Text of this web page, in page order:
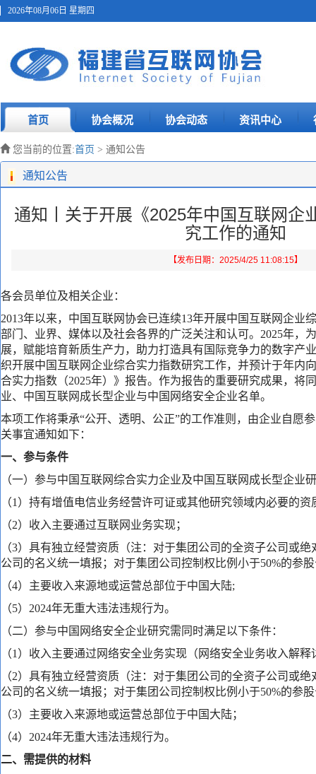
2026年08月06日 星期四
首页 协会概况 协会动态 资讯中心
您当前的位置:首页 > 通知公告
通知公告
通知丨关于开展《2025年中国互联网企
究工作的通知
【发布日期：2025/4/25 11:08:15】
各会员单位及相关企业：
2013年以来，中国互联网协会已连续13年开展中国互联网企业
部门、业界、媒体以及社会各界的广泛关注和认可。2025年，
展，赋能培育新质生产力，助力打造具有国际竞争力的数字产
织开展中国互联网企业综合实力指数研究工作，并预计于年内
合实力指数（2025年）》报告。作为报告的重要研究成果，将
业、中国互联网成长型企业与中国网络安全企业名单。
本项工作将秉承“公开、透明、公正”的工作准则，由企业自愿
关事宜通知如下：
一、参与条件
（一）参与中国互联网综合实力企业及中国互联网成长型企业
（1）持有增值电信业务经营许可证或其他研究领域内必要的资
（2）收入主要通过互联网业务实现；
（3）具有独立经营资质（注：对于集团公司的全资子公司或
公司的名义统一填报；对于集团公司控制权比例小于50%的参
（4）主要收入来源地或运营总部位于中国大陆;
（5）2024年无重大违法违规行为。
（二）参与中国网络安全企业研究需同时满足以下条件：
（1）收入主要通过网络安全业务实现（网络安全业务收入解释
（2）具有独立经营资质（注：对于集团公司的全资子公司或
公司的名义统一填报；对于集团公司控制权比例小于50%的参
（3）主要收入来源地或运营总部位于中国大陆；
（4）2024年无重大违法违规行为。
二、需提供的材料